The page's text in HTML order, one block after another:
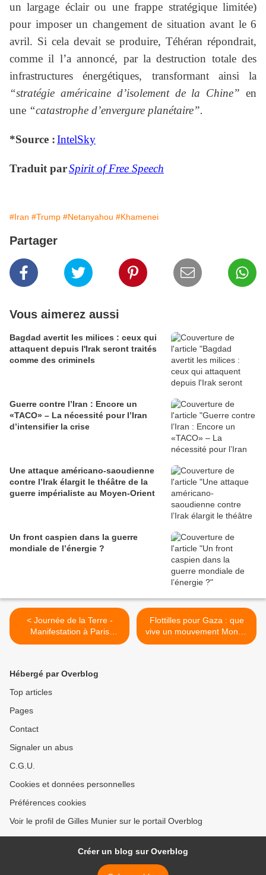
un largage éclair ou une frappe stratégique limitée)
pour imposer un changement de situation avant le 6
avril. Si cela devait se produire, Téhéran répondrait,
comme il l’a annoncé, par la destruction totale des
infrastructures énergétiques, transformant ainsi la
“stratégie américaine d’isolement de la Chine” en
une “catastrophe d’envergure planétaire”.
*Source :IntelSky
Traduit parSpirit of Free Speech
#Iran #Trump #Netanyahou #Khamenei
Partager
Vous aimerez aussi
Bagdad avertit les milices : ceux qui
attaquent depuis l'Irak seront traités
comme des criminels
Guerre contre l’Iran : Encore un
«TACO» – La nécessité pour l’Iran
d’intensifier la crise
Une attaque américano-saoudienne
contre l’Irak élargit le théâtre de la
guerre impérialiste au Moyen-Orient
Un front caspien dans la guerre
mondiale de l’énergie ?
< Journée de la Terre -
Manifestation à Paris
samedi 28 mars
Flottilles pour Gaza : que
vive un mouvement Monde
! >
Hébergé par Overblog
Top articles
Pages
Contact
Signaler un abus
C.G.U.
Cookies et données personnelles
Préférences cookies
Voir le profil de Gilles Munier sur le portail Overblog
Créer un blog sur Overblog